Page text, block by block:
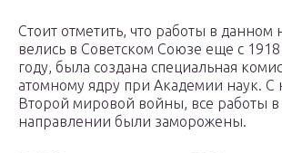
Стоит отметить, что работы в данном
велись в Советском Союзе еще с 1918
году, была создана специальная
атомному ядру при Академии наук. С
Второй мировой войны, все работы в
направлении были заморожены.